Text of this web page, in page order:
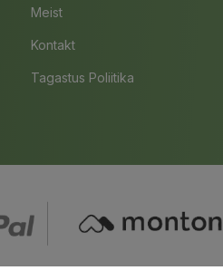
Meist
Kontakt
Tagastus Poliitika